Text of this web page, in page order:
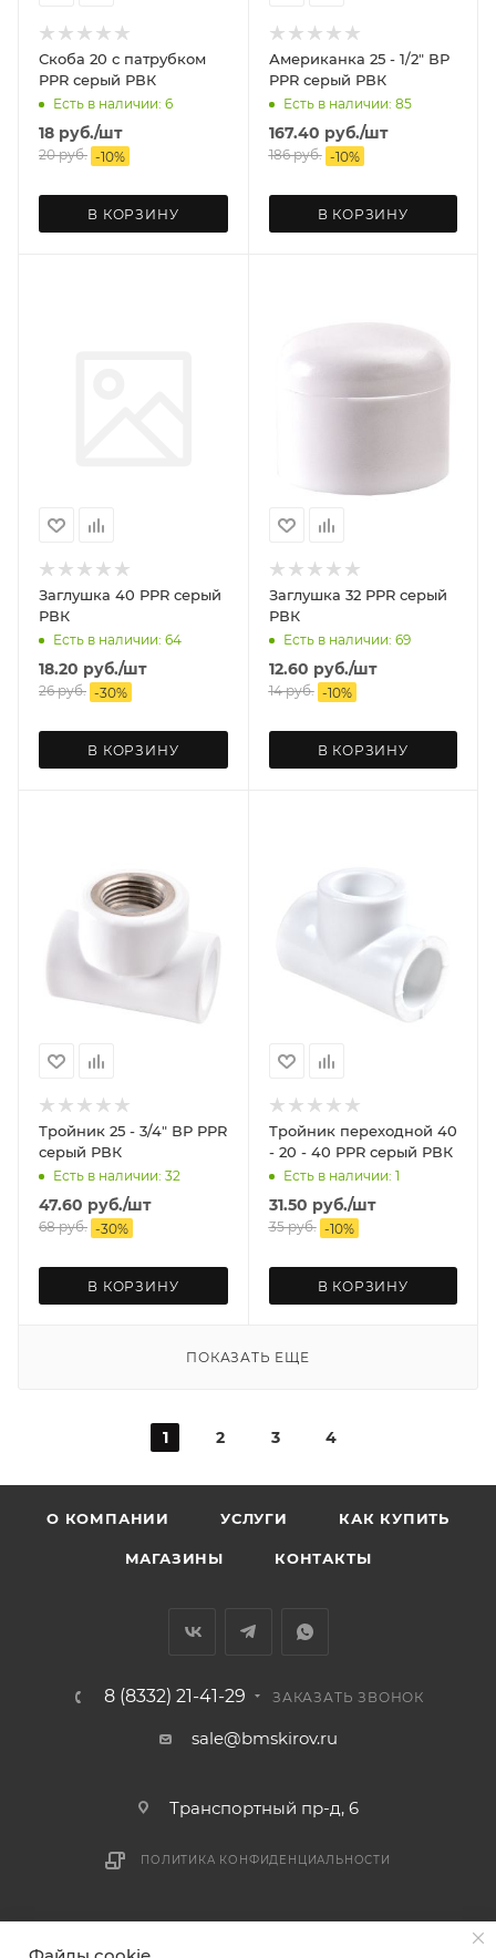
Скоба 20 с патрубком
PPR серый РВК
Есть в наличии: 6
18 руб./шт
20руб. -10%
В КОРЗИНУ
Американка 25 - 1/2" ВР
PPR серый РВК
Есть в наличии: 85
167.40 руб./шт
186руб. -10%
В КОРЗИНУ
Заглушка 40 PPR серый
РВК
Есть в наличии: 64
18.20 руб./шт
26руб. -30%
В КОРЗИНУ
Заглушка 32 PPR серый
РВК
Есть в наличии: 69
12.60 руб./шт
14руб. -10%
В КОРЗИНУ
Тройник 25 - 3/4" ВР PPR
серый РВК
Есть в наличии: 32
47.60 руб./шт
68руб. -30%
В КОРЗИНУ
Тройник переходной 40
- 20 - 40 PPR серый РВК
Есть в наличии: 1
31.50 руб./шт
35руб. -10%
В КОРЗИНУ
ПОКАЗАТЬ ЕЩЕ
1 2 3 4
О КОМПАНИИ УСЛУГИ КАК КУПИТЬ
МАГАЗИНЫ КОНТАКТЫ
8 (8332) 21-41-29 ЗАКАЗАТЬ ЗВОНОК
sale@bmskirov.ru
Транспортный пр-д, 6
ПОЛИТИКА КОНФИДЕНЦИАЛЬНОСТИ